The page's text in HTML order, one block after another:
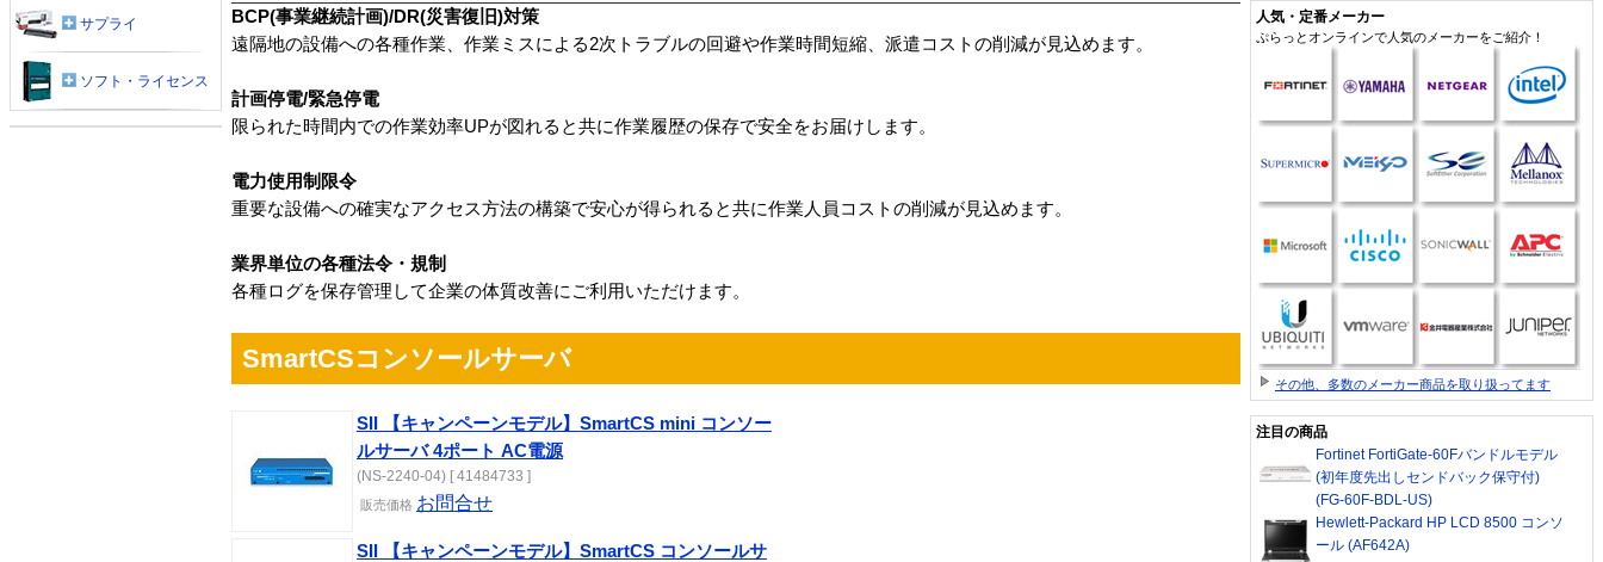
BCP(事業継続計画)/DR(災害復旧)対策
遠隔地の設備への各種作業、作業ミスによる2次トラブルの回避や作業時間短縮、派遣コストの削減が見込めます。
計画停電/緊急停電
限られた時間内での作業効率UPが図れると共に作業履歴の保存で安全をお届けします。
電力使用制限令
重要な設備への確実なアクセス方法の構築で安心が得られると共に作業人員コストの削減が見込めます。
業界単位の各種法令・規制
各種ログを保存管理して企業の体質改善にご利用いただけます。
SmartCSコンソールサーバ
SII 【キャンペーンモデル】SmartCS mini コンソー
ルサーバ 4ポート AC電源
(NS-2240-04) [ 41484733 ]
販売価格 お問合せ
SII 【キャンペーンモデル】SmartCS コンソールサ
サプライ
ソフト・ライセンス
人気・定番メーカー
ぷらっとオンラインで人気のメーカーをご紹介！
その他、多数のメーカー商品を取り扱ってます
注目の商品
Fortinet FortiGate-60Fバンドルモデル
(初年度先出しセンドバック保守付)
(FG-60F-BDL-US)
Hewlett-Packard HP LCD 8500 コンソ
ール (AF642A)